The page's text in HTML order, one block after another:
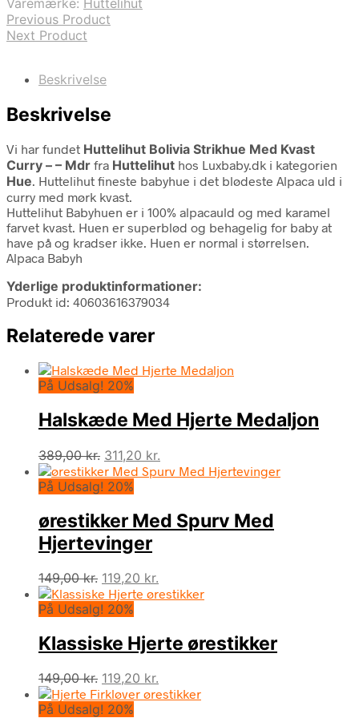
Varemærke: Huttelihut
Previous Product
Next Product
Beskrivelse
Beskrivelse
Vi har fundet Huttelihut Bolivia Strikhue Med Kvast
Curry – – Mdr fra Huttelihut hos Luxbaby.dk i kategorien
Hue. Huttelihut fineste babyhue i det blødeste Alpaca uld i
curry med mørk kvast.
Huttelihut Babyhuen er i 100% alpacauld og med karamel
farvet kvast. Huen er superblød og behagelig for baby at
have på og kradser ikke. Huen er normal i størrelsen.
Alpaca Babyh
Yderlige produktinformationer:
Produkt id: 40603616379034
Relaterede varer
På Udsalg! 20%
Halskæde Med Hjerte Medaljon
389,00kr. Den
oprindelige
pris
389,00 kr..
311,20 kr.
aktuelle
311,20 kr..
På Udsalg! 20%
ørestikker Med Spurv Med
Hjertevinger
149,00kr. Den
oprindelige
pris
149,00 kr..
119,20 kr.
aktuelle
119,20 kr..
På Udsalg! 20%
Klassiske Hjerte ørestikker
149,00kr. Den
oprindelige
pris
119,20 kr.
aktuelle
På Udsalg! 20%